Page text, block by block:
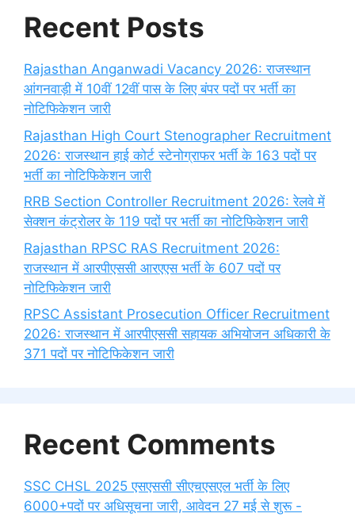
Recent Posts
Rajasthan Anganwadi Vacancy 2026: राजस्थान
आंगनवाड़ी में 10वीं 12वीं पास के लिए बंपर पदों पर भर्ती का
नोटिफिकेशन जारी
Rajasthan High Court Stenographer Recruitment
2026: राजस्थान हाई कोर्ट स्टेनोग्राफर भर्ती के 163 पदों पर
भर्ती का नोटिफिकेशन जारी
RRB Section Controller Recruitment 2026: रेलवे में
सेक्शन कंट्रोलर के 119 पदों पर भर्ती का नोटिफिकेशन जारी
Rajasthan RPSC RAS Recruitment 2026:
राजस्थान में आरपीएससी आरएएस भर्ती के 607 पदों पर
नोटिफिकेशन जारी
RPSC Assistant Prosecution Officer Recruitment
2026: राजस्थान में आरपीएससी सहायक अभियोजन अधिकारी के
371 पदों पर नोटिफिकेशन जारी
Recent Comments
SSC CHSL 2025 एसएससी सीएचएसएल भर्ती के लिए
6000+पदों पर अधिसूचना जारी, आवेदन 27 मई से शुरू -